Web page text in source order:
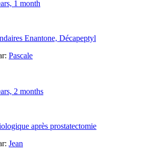
1 month
Enantone, Décapeptyl
Pascale
2 months
après prostatectomie
Jean